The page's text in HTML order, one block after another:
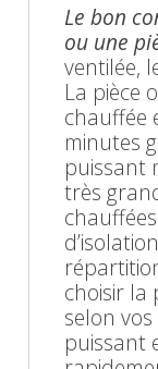
Le bon
ou une
ventilée,
La pièce
chauffée
minutes
puissant
très
choisir la
selon
puissant